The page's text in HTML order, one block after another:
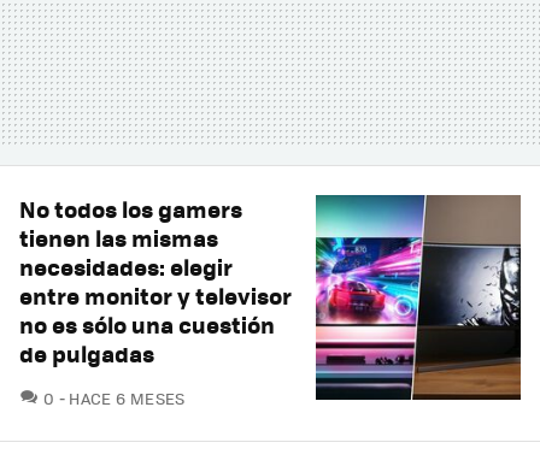
No todos los gamers
tienen las mismas
necesidades: elegir
entre monitor y televisor
no es sólo una cuestión
de pulgadas
0 COMENTARIOS
HACE 6 MESES